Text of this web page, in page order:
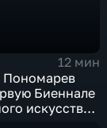
12 мин
Пономарев
Биеннале
искусства